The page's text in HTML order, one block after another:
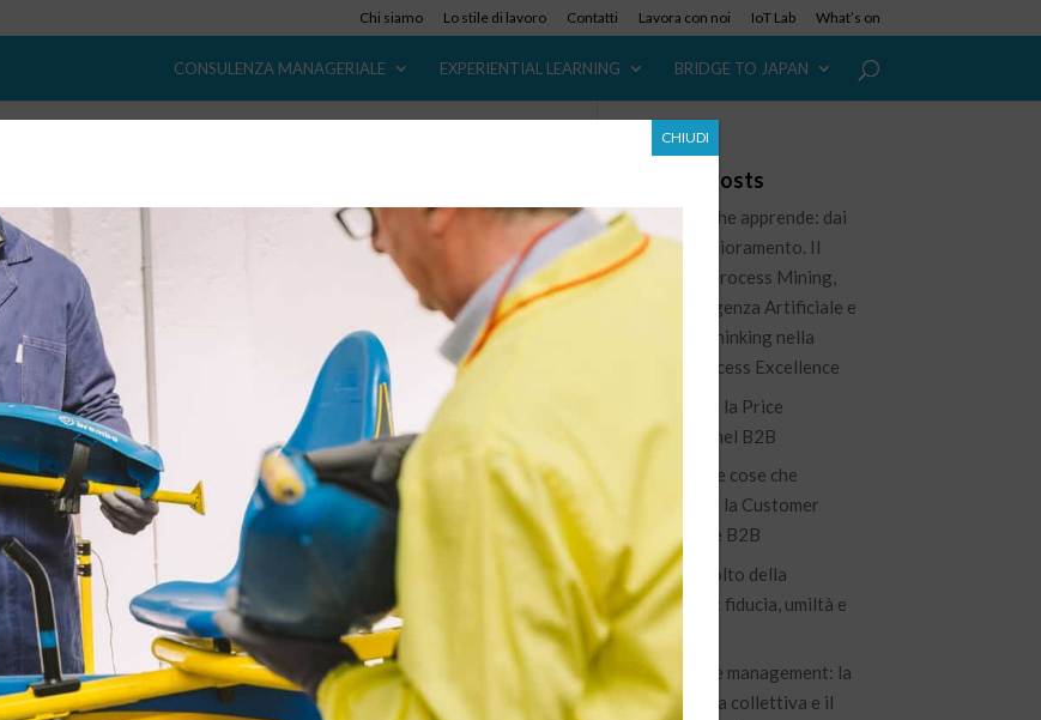
Chi siamo Lo stile di lavoro Contatti Lavora con noi IoT Lab What’s on
CONSULENZA MANAGERIALE EXPERIENTIAL LEARNING BRIDGE TO JAPAN
IoT
18 Feb, 2019 Operation di fabbrica
Applicazioni IoT e Industria 4.0
Monozukuri & Genba Empowerment Business Case Parade
Yokohama, 15 febbraio 2019 Oltre 500 i partecipanti alla VI
edizione del Monozukuri Genba Empowerment Business Case
Parade svoltasi a Yokohama il 15 febbraio u.s., tutti convenuti per
ascoltare, vedere e...
Monozukuri & Genba Empowerment
Business Case Parade
27 Dic, 2018| Digital Transformation, Operation di fabbrica
Applicazioni IoT e Industria 4.0,Supply Chain Management
Seminari
Recent Posts
L’azienda che apprende: dai
dati al miglioramento. Il
ruolo del Process Mining,
dell’Intelligenza Artificiale e
del Lean Thinking nella
nuova Process Excellence
Governare la Price
Waterfall nel B2B
100 piccole cose che
migliorano la Customer
Experience B2B
Il nuovo volto della
leadership: fiducia, umiltà e
visione
Knowledge management: la
conoscenza collettiva e il
CHIUDI